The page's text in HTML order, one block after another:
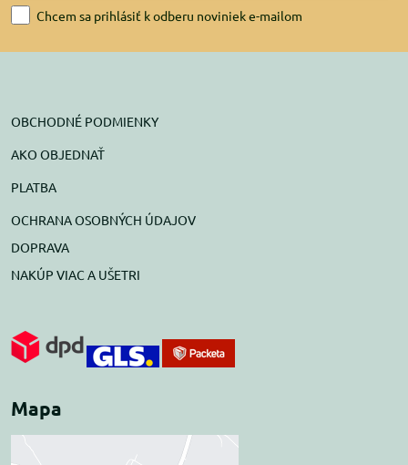
Chcem sa prihlásiť k odberu noviniek e-mailom
OBCHODNÉ PODMIENKY
AKO OBJEDNAŤ
PLATBA
OCHRANA OSOBNÝCH ÚDAJOV
DOPRAVA
NAKÚP VIAC A UŠETRI
Mapa